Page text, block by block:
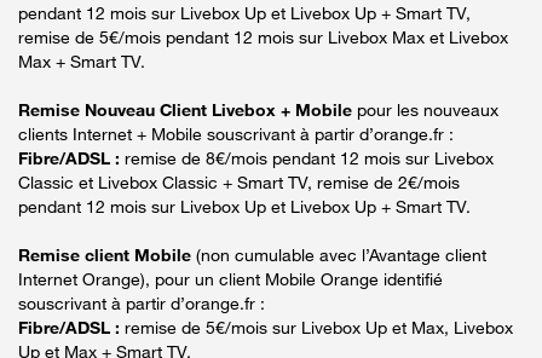
pendant 12 mois sur Livebox Up et Livebox Up + Smart TV,
remise de 5€/mois pendant 12 mois sur Livebox Max et Livebox
Max + Smart TV.
Remise Nouveau Client Livebox + Mobile pour les nouveaux
clients Internet + Mobile souscrivant à partir d’orange.fr :
Fibre/ADSL : remise de 8€/mois pendant 12 mois sur Livebox
Classic et Livebox Classic + Smart TV, remise de 2€/mois
pendant 12 mois sur Livebox Up et Livebox Up + Smart TV.
Remise client Mobile (non cumulable avec l’Avantage client
Internet Orange), pour un client Mobile Orange identifié
souscrivant à partir d’orange.fr :
Fibre/ADSL : remise de 5€/mois sur Livebox Up et Max, Livebox
Up et Max + Smart TV.